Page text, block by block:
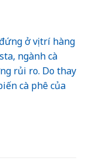
ở vị trí hàng
ngành cà
rủi ro. Do thay
cà phê của